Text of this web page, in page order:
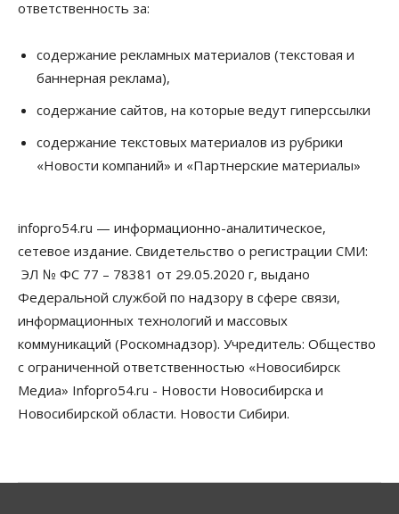
привлекать к разработке новых лекарств в
России
06 Августа 2026, 19:00
Россия построит в Киргизии новый кампус КРСУ:
30 гектаров, 15 тысяч студентов и 30 миллиардов
рублей
Общество
Новосибирским студентам помогают
адаптироваться к учебе через культуру
06 Августа 2026, 18:00
Бизнес Власть Недвижимость
Застройщики продавливают компромиссы по
площади участков для КРТ в Новосибирске
06 Августа 2026, 17:30
Около Заельцовского бора Новосибирска
ответственность за:
содержание рекламных материалов (текстовая и
баннерная реклама),
содержание сайтов, на которые ведут гиперссылки
содержание текстовых материалов из рубрики
«Новости компаний» и «Партнерские материалы»
infopro54.ru — информационно-аналитическое,
сетевое издание. Свидетельство о регистрации СМИ:
ЭЛ № ФС 77 – 78381 от 29.05.2020 г, выдано
Федеральной службой по надзору в сфере связи,
информационных технологий и массовых
коммуникаций (Роскомнадзор). Учредитель: Общество
с ограниченной ответственностью «Новосибирск
Медиа» Infopro54.ru - Новости Новосибирска и
Новосибирской области. Новости Сибири.